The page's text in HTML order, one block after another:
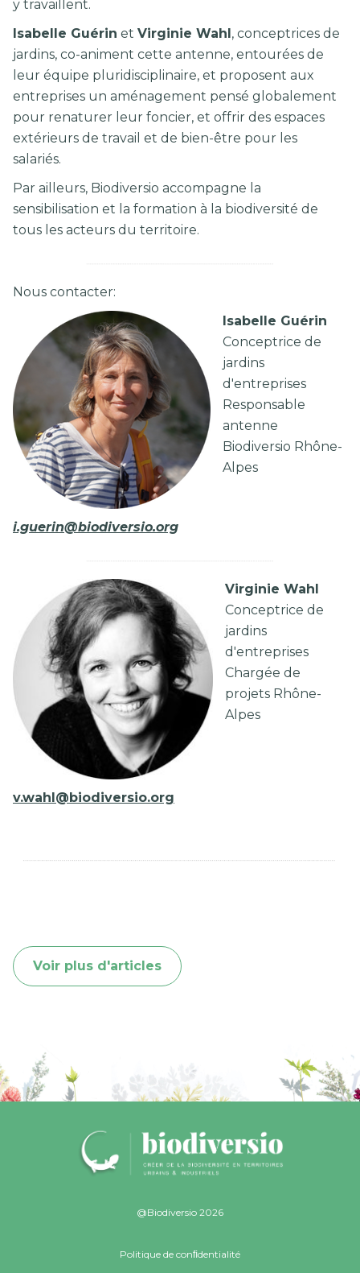
y travaillent.
Isabelle Guérin et Virginie Wahl , conceptrices de
jardins, co-animent cette antenne, entourées de
leur équipe pluridisciplinaire, et proposent aux
entreprises un aménagement pensé globalement
pour renaturer leur foncier, et offrir des espaces
extérieurs de travail et de bien-être pour les
salariés.
Par ailleurs, Biodiversio accompagne la
sensibilisation et la formation à la biodiversité de
tous les acteurs du territoire.
Nous contacter:
Isabelle Guérin
Conceptrice de
jardins
d'entreprises
Responsable
antenne
Biodiversio Rhône-
Alpes
i.guerin@biodiversio.org
Virginie Wahl
Conceptrice de
jardins
d'entreprises
Chargée de
projets Rhône-
Alpes
v.wahl@biodiversio.org
Voir plus d'articles
@Biodiversio 2026
Politique de conﬁdentialité